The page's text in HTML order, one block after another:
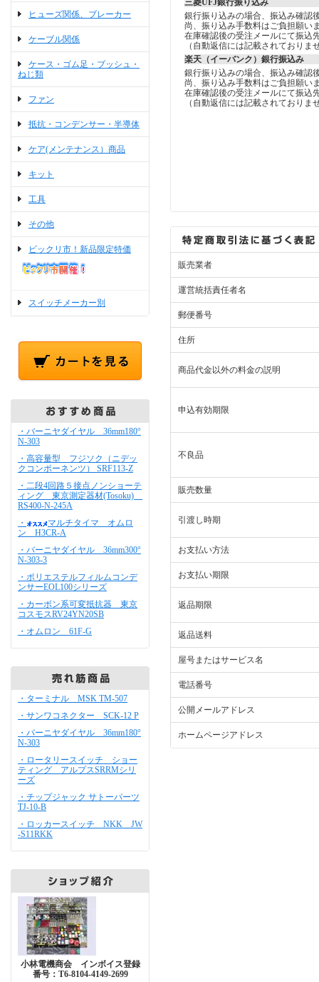
ヒューズ関係、ブレーカー
ケーブル関係
ケース・ゴム足・ブッシュ・
ねじ類
ファン
抵抗・コンデンサー・半導体
ケア(メンテナンス）商品
キット
工具
その他
ビックリ市！新品限定特価
スイッチメーカー別
・バーニヤダイヤル 36mm180°
N-303
・高容量型 フジソク（ニデッ
クコンポーネンツ） SRF113-Z
・二段4回路５接点ノンショーテ
ィング 東京測定器材(Tosoku)
RS400-N-245A
・
マルチタイマ オムロ
ン H3CR-A
・バーニヤダイヤル 36mm300°
N-303-3
・ポリエステルフィルムコンデ
ンサーEOL100シリーズ
・カーボン系可変抵抗器 東京
コスモスRV24YN20SB
・オムロン 61F-G
・ターミナル MSK TM-507
・サンワコネクター SCK-12 P
・バーニヤダイヤル 36mm180°
N-303
・ロータリースイッチ ショー
ティング アルプスSRRMシリ
ーズ
・チップジャック サトーパーツ
TJ-10-B
・ロッカースイッチ NKK JW
-S11RKK
小林電機商会 インボイス登録
番号：T6-8104-4149-2699
三菱UFJ銀行振り込み
銀行振り込みの場合、振込み確認
尚、振り込み手数料はご負担願い
在庫確認後の受注メールにて振込
（自動返信には記載されておりま
楽天（イーバンク）銀行振込み
銀行振り込みの場合、振込み確認
尚、振り込み手数料はご負担願い
在庫確認後の受注メールにて振込
（自動返信には記載されておりま
販売業者
運営統括責任者名
郵便番号
住所
商品代金以外の料金の説明
申込有効期限
不良品
販売数量
引渡し時期
お支払い方法
お支払い期限
返品期限
返品送料
屋号またはサービス名
電話番号
公開メールアドレス
ホームページアドレス